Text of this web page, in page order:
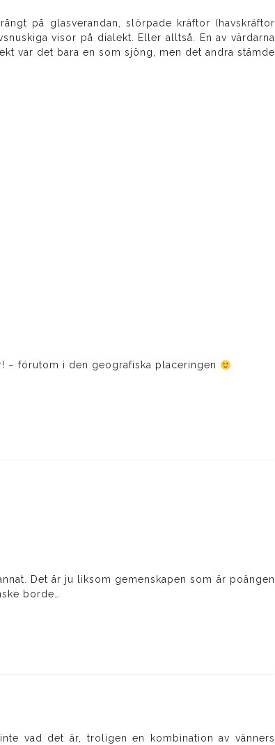
på glasverandan, slörpade kräftor (havskräftor
visor på dialekt. Eller alltså. En av värdarna
var det bara en som sjöng, men det andra stämde
– förutom i den geografiska placeringen
Det är ju liksom gemenskapen som är poängen
borde…
vad det är, troligen en kombination av vänners